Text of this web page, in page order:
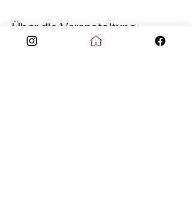
Über die Veranstaltung
stilles Adventsfenster